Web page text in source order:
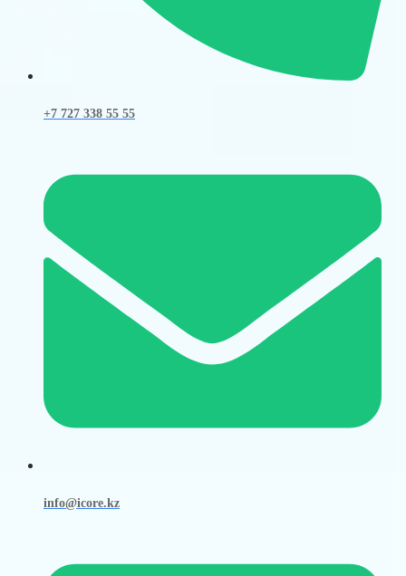
+7 727 338 55 55
info@icore.kz